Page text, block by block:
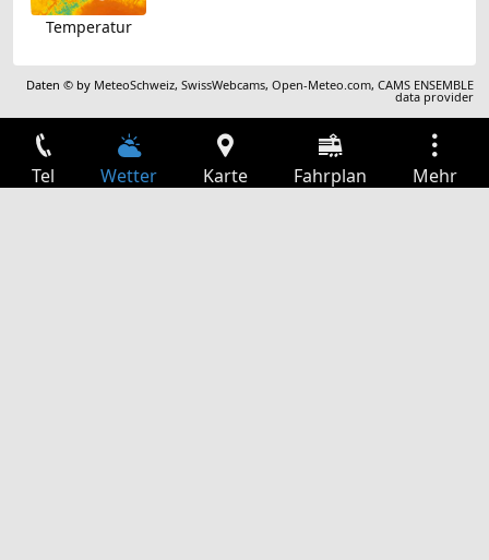
Temperatur
Daten © by MeteoSchweiz,SwissWebcams,Open-Meteo.com,CAMS ENSEMBLE
data provider
Tel Wetter Karte Fahrplan Mehr